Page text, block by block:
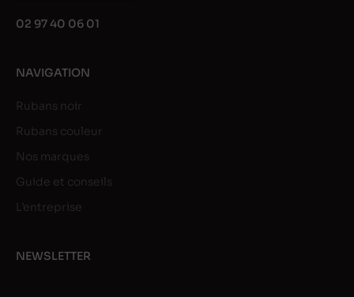
02 97 40 06 01
NAVIGATION
Rubans noir
Rubans couleur
Nos marques
Guide et conseils
L’entreprise
NEWSLETTER